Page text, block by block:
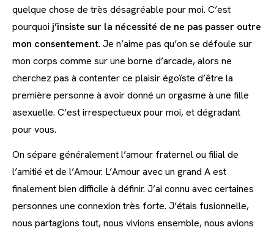
quelque chose de très désagréable pour moi. C’est
pourquoi j’insiste sur la nécessité de ne pas passer outre
mon consentement. Je n’aime pas qu’on se défoule sur
mon corps comme sur une borne d’arcade, alors ne
cherchez pas à contenter ce plaisir égoïste d’être la
première personne à avoir donné un orgasme à une fille
asexuelle. C’est irrespectueux pour moi, et dégradant
pour vous.
On sépare généralement l’amour fraternel ou filial de
l’amitié et de l’Amour. L’Amour avec un grand A est
finalement bien difficile à définir. J’ai connu avec certaines
personnes une connexion très forte. J’étais fusionnelle,
nous partagions tout, nous vivions ensemble, nous avions